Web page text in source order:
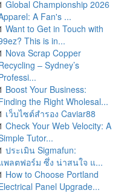
Global Championship 2026
A Fan's ...
Want to Get in Touch with
This is in...
Nova Scrap Copper
– Sydney’s
Boost Your Business:
the Right Wholesal...
เว็บไซต์สำรอง Caviar88
Check Your Web Velocity: A
Tutor...
ประเมิน Sigmafun:
พลตฟอร์ม ซึ่ง น่าสนใจ แ...
How to Choose Portland
Panel Upgrade...